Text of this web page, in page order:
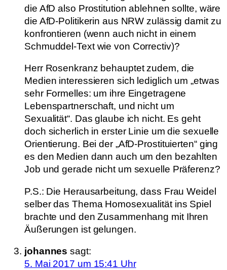
die AfD also Prostitution ablehnen sollte, wäre
die AfD-Politikerin aus NRW zulässig damit zu
konfrontieren (wenn auch nicht in einem
Schmuddel-Text wie von Correctiv)?
Herr Rosenkranz behauptet zudem, die
Medien interessieren sich lediglich um „etwas
sehr Formelles: um ihre Eingetragene
Lebenspartnerschaft, und nicht um
Sexualität“. Das glaube ich nicht. Es geht
doch sicherlich in erster Linie um die sexuelle
Orientierung. Bei der „AfD-Prostituierten“ ging
es den Medien dann auch um den bezahlten
Job und gerade nicht um sexuelle Präferenz?
P.S.: Die Herausarbeitung, dass Frau Weidel
selber das Thema Homosexualität ins Spiel
brachte und den Zusammenhang mit Ihren
Äußerungen ist gelungen.
johannes sagt:
5. Mai 2017 um 15:41 Uhr